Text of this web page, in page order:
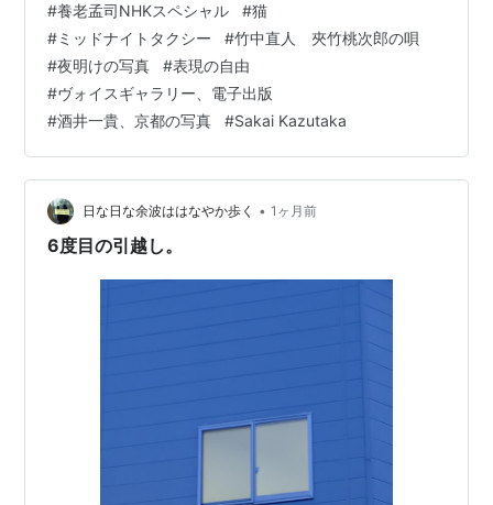
しさがある。 だから面白い。 『あららぎしょうこ』を演
じる古川琴音って人、 顔はもちろん知っていたが、 今初
めて名前まで覚えた。 この人の雰囲気が全てをOKにして
いるっていうくらい。 いやあ。すごい。 竹中直人を久し
ぶり見てみようと思って、 なんとなく見始めたら、正
解！ 最近の唯一…
#養老孟司NHKスペシャル #猫
#ミッドナイトタクシー #竹中直人 夾竹桃次郎の唄
#夜明けの写真 #表現の自由
#ヴォイスギャラリー、電子出版
#酒井一貴、京都の写真 #Sakai Kazutaka
日な日な余波ははなやか歩く • 1ヶ月前
6度目の引越し。